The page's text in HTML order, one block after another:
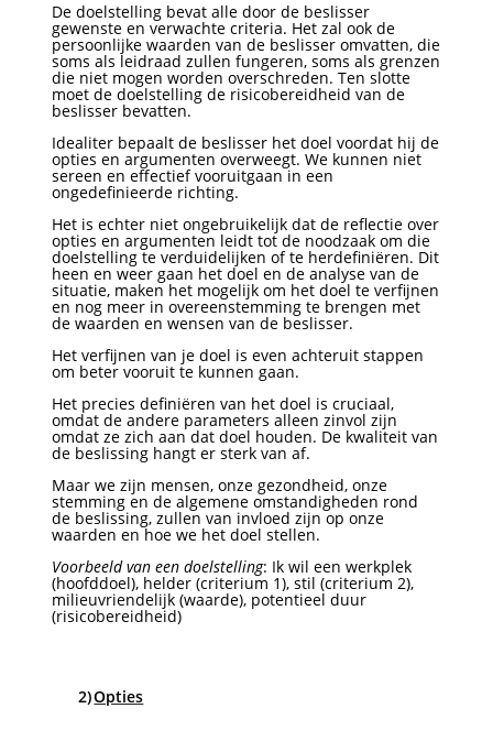
De doelstelling bevat alle door de beslisser
gewenste en verwachte criteria. Het zal ook de
persoonlijke waarden van de beslisser omvatten, die
soms als leidraad zullen fungeren, soms als grenzen
die niet mogen worden overschreden. Ten slotte
moet de doelstelling de risicobereidheid van de
beslisser bevatten.
Idealiter bepaalt de beslisser het doel voordat hij de
opties en argumenten overweegt. We kunnen niet
sereen en effectief vooruitgaan in een
ongedefinieerde richting.
Het is echter niet ongebruikelijk dat de reflectie over
opties en argumenten leidt tot de noodzaak om die
doelstelling te verduidelijken of te herdefiniëren. Dit
heen en weer gaan het doel en de analyse van de
situatie, maken het mogelijk om het doel te verfijnen
en nog meer in overeenstemming te brengen met
de waarden en wensen van de beslisser.
Het verfijnen van je doel is even achteruit stappen
om beter vooruit te kunnen gaan.
Het precies definiëren van het doel is cruciaal,
omdat de andere parameters alleen zinvol zijn
omdat ze zich aan dat doel houden. De kwaliteit van
de beslissing hangt er sterk van af.
Maar we zijn mensen, onze gezondheid, onze
stemming en de algemene omstandigheden rond
de beslissing, zullen van invloed zijn op onze
waarden en hoe we het doel stellen.
Voorbeeld van een doelstelling: Ik wil een werkplek
(hoofddoel), helder (criterium 1), stil (criterium 2),
milieuvriendelijk (waarde), potentieel duur
(risicobereidheid)
2)Opties